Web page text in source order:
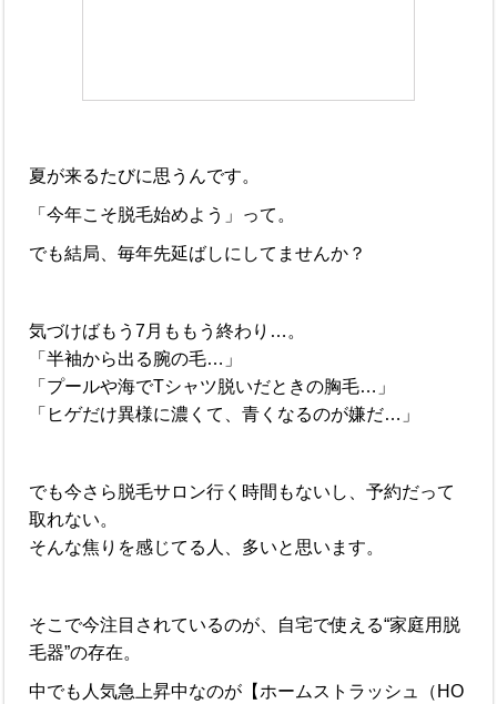
夏が来るたびに思うんです。
「今年こそ脱毛始めよう」って。
でも結局、毎年先延ばしにしてませんか？
気づけばもう7月ももう終わり…。
「半袖から出る腕の毛…」
「プールや海でTシャツ脱いだときの胸毛…」
「ヒゲだけ異様に濃くて、青くなるのが嫌だ…」
でも今さら脱毛サロン行く時間もないし、予約だって
取れない。
そんな焦りを感じてる人、多いと思います。
そこで今注目されているのが、自宅で使える“家庭用脱
毛器”の存在。
中でも人気急上昇中なのが【ホームストラッシュ（HO